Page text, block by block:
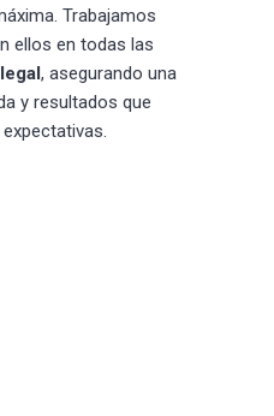
Trabajamos
ellos en todas las
, asegurando una
y resultados que